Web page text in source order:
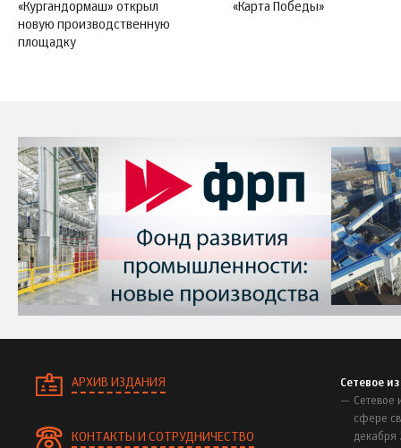
«Кургандормаш» открыл
новую производственную
площадку
«Карта Победы»
АРХИВ ИЗДАНИЯ
КОНТАКТЫ И СОТРУДНИЧЕСТВО
Сетевое
Сетевое
сфере
декабря